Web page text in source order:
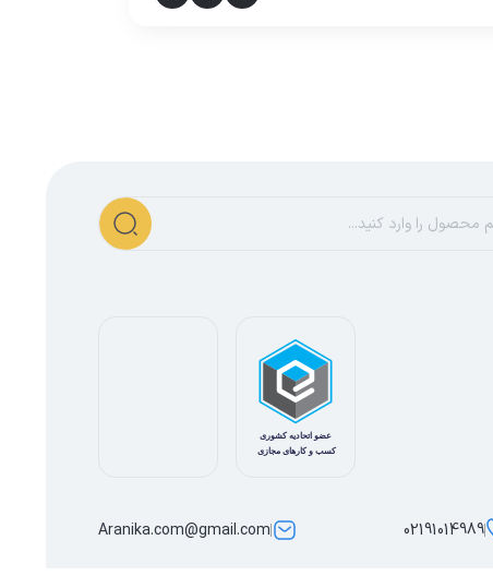
02191014989
Aranika.com@gmail.com